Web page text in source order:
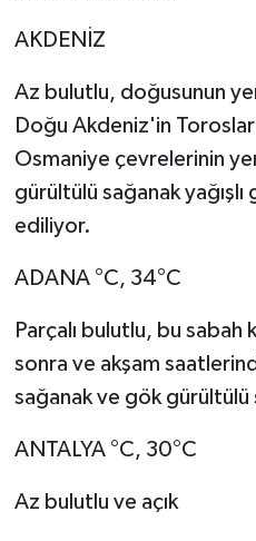
AKDENİZ
Az bulutlu, doğusunun
Doğu Akdeniz'in
Osmaniye çevrelerinin
gürültülü sağanak
ediliyor.
ADANA °C, 34°C
Parçalı bulutlu, bu sabah
sonra ve akşam
sağanak ve gök gürültülü
ANTALYA °C, 30°C
Az bulutlu ve açık